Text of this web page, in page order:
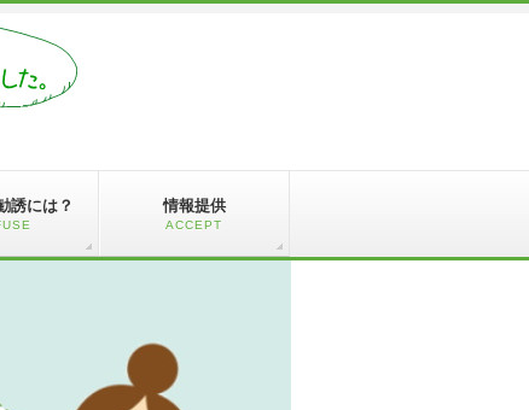
誘には？ 情報提供
ACCEPT